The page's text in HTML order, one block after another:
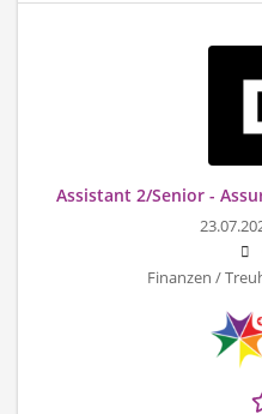
Assistant 2/Senior -
Finanzen /